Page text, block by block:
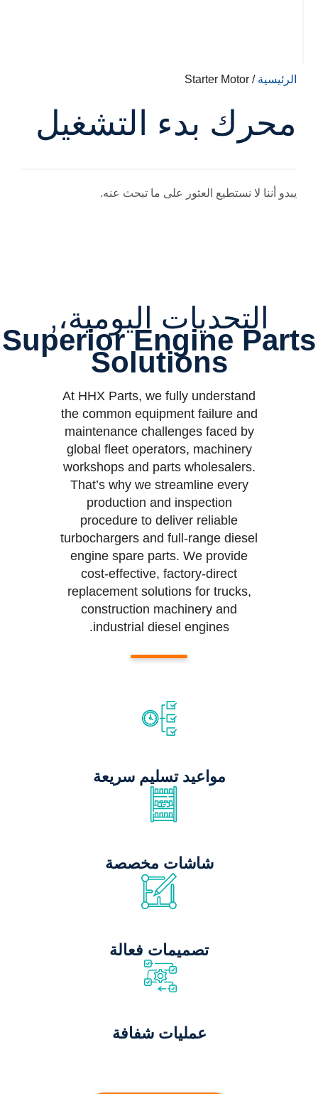
الرئيسية / Starter Motor
محرك بدء التشغيل
يبدو أننا لا نستطيع العثور على ما تبحث عنه.
التحديات اليومية،,
Superior Engine Parts
Solutions
At HHX Parts, we fully understand
the common equipment failure and
maintenance challenges faced by
global fleet operators, machinery
workshops and parts wholesalers.
That’s why we streamline every
production and inspection
procedure to deliver reliable
turbochargers and full-range diesel
engine spare parts. We provide
cost-effective, factory-direct
replacement solutions for trucks,
construction machinery and
industrial diesel engines.
مواعيد تسليم سريعة
شاشات مخصصة
تصميمات فعالة
عمليات شفافة